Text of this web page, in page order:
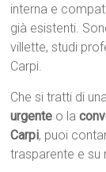
interna e
già esistenti.
villette, studi
Carpi.
Che si tratti di
urgente o la
Carpi, puoi
trasparente e su